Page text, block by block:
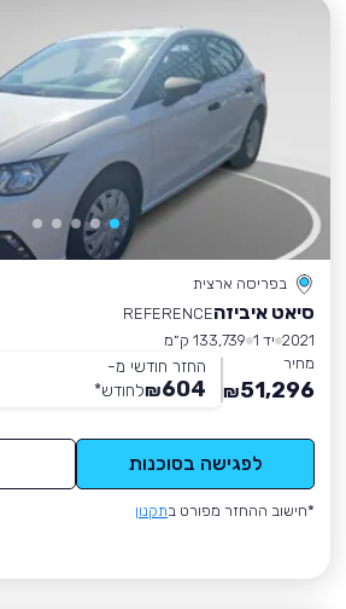
בפריסה ארצית
סיאט איביזהREFERENCE
2021 יד 1
133,739 ק״מ
מחיר
51,296
₪
החזר חודשי מ-
604
₪לחודש*
לפגישה בסוכנות
*חישוב ההחזר מפורט בתקנון